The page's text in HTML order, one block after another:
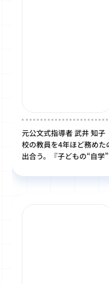
元公文式指導者 武井 知
校の教員を4年ほど務めた
出合う。『子どもの“自学